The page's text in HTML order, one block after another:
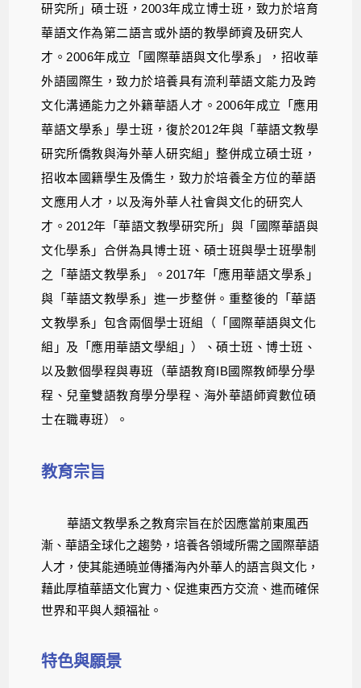
研究所」碩士班，2003年成立博士班，致力於培育
華語文作為第二語言或外語的教學師資及研究人
才。2006年成立「國際華語與文化學系」，招收華
外語國際生，致力於培養具有流利華語文能力及跨
文化溝通能力之外籍華語人才。2006年成立「應用
華語文學系」學士班，復於2012年與「華語文教學
研究所僑教與海外華人研究組」整併成立碩士班，
招收本國籍學生及僑生，致力於培養全方位的華語
文應用人才，以及海外華人社會與文化的研究人
才。2012年「華語文教學研究所」與「國際華語與
文化學系」合併為具博士班、碩士班與學士班學制
之「華語文教學系」。2017年「應用華語文學系」
與「華語文教學系」進一步整併。重整後的「華語
文教學系」包含兩個學士班組（「國際華語與文化
組」及「應用華語文學組」）、碩士班、博士班、
以及數個學程與專班（華語教育IB國際教師學分學
程、兒童雙語教育學分學程、海外華語師資數位碩
士在職專班）。
教育宗旨
華語文教學系之教育宗旨在於因應當前東風西
漸、華語全球化之趨勢，培養各領域所需之國際華語
人才，使其能通曉並傳播海內外華人的語言與文化，
藉此厚植華語文化實力、促進東西方交流、進而確保
世界和平與人類福祉。
特色與願景